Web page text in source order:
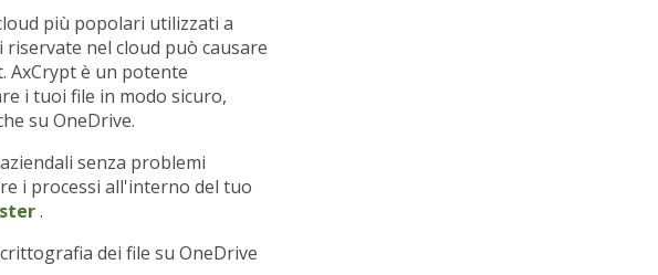
più popolari utilizzati a
nel cloud può causare
AxCrypt è un potente
i tuoi file in modo sicuro,
su OneDrive.
senza problemi
i processi all'interno del tuo
.
dei file su OneDrive